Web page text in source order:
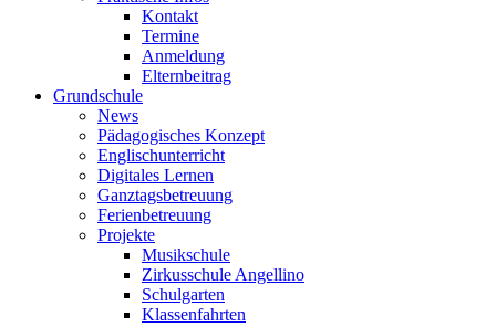
Kontakt
Termine
Anmeldung
Elternbeitrag
Grundschule
News
Pädagogisches Konzept
Englischunterricht
Digitales Lernen
Ganztagsbetreuung
Ferienbetreuung
Projekte
Musikschule
Zirkusschule Angellino
Schulgarten
Klassenfahrten